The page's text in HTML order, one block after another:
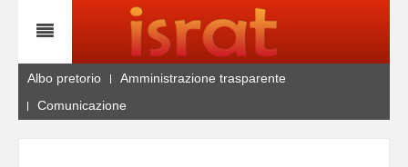
Albo pretorio
Amministrazione trasparente
Comunicazione